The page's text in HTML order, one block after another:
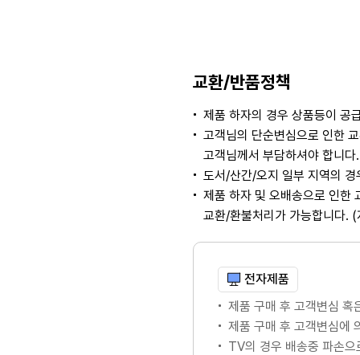
교환/반품정책
제품 하자의 경우 상품등이 공
고객님의 단순변심으로 인한
고객님께서 부담하셔야 합니
도서/산간/오지 일부 지역의
제품 하자 및 오배송으로 인한
교환/환불처리가 가능합니다.
전자제품
제품 구매 후 고객변심 혹
제품 구매 후 고객변심에
TV의 경우 배송중 파손